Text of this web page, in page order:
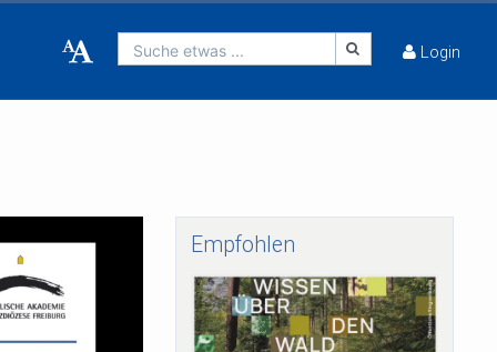
Suche etwas ... Login
Empfohlen